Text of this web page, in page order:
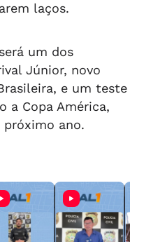
laços.
um dos
Júnior, novo
e um teste
a Copa América,
ano.